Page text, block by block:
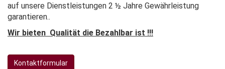
auf unsere Dienstleistungen 2 ½ Jahre Gewährleistung
garantieren..
Wir bieten Qualität die Bezahlbar ist !!!
Kontaktformular